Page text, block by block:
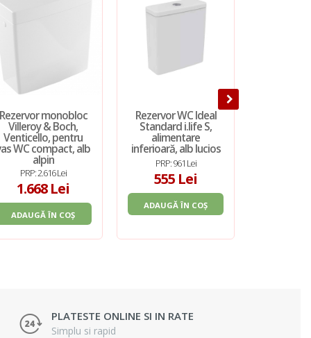
monobloc
Villeroy & Boch,
Venticello, pentru
WC compact, alb
alpin
PRP: 2.616 Lei
1.668 Lei
ADAUGĂ ÎN COȘ
Rezervor WC Ideal
Standard i.life S,
alimentare
inferioară, alb lucios
PRP: 961 Lei
555 Lei
ADAUGĂ ÎN COȘ
PLATESTE ONLINE SI IN RATE
Simplu si rapid